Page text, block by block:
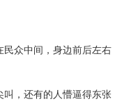
民众中间，身边前后左右
，还有的人懵逼得东张